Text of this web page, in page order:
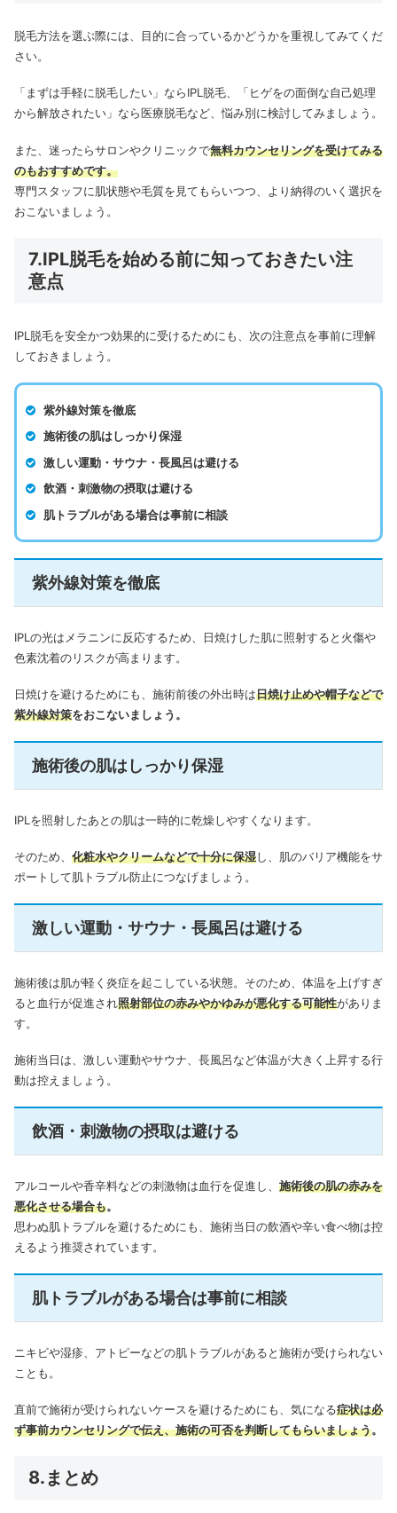
脱毛方法を選ぶ際には、目的に合っているかどうかを重視してみてくだ
さい。
「まずは手軽に脱毛したい」ならIPL脱毛、「ヒゲをの面倒な自己処理
から解放されたい」なら医療脱毛など、悩み別に検討してみましょう。
また、迷ったらサロンやクリニックで無料カウンセリングを受けてみる
のもおすすめです。
専門スタッフに肌状態や毛質を見てもらいつつ、より納得のいく選択を
おこないましょう。
7.IPL脱毛を始める前に知っておきたい注
意点
IPL脱毛を安全かつ効果的に受けるためにも、次の注意点を事前に理解
しておきましょう。
紫外線対策を徹底
施術後の肌はしっかり保湿
激しい運動・サウナ・長風呂は避ける
飲酒・刺激物の摂取は避ける
肌トラブルがある場合は事前に相談
紫外線対策を徹底
IPLの光はメラニンに反応するため、日焼けした肌に照射すると火傷や
色素沈着のリスクが高まります。
日焼けを避けるためにも、施術前後の外出時は日焼け止めや帽子などで
紫外線対策をおこないましょう。
施術後の肌はしっかり保湿
IPLを照射したあとの肌は一時的に乾燥しやすくなります。
そのため、 化粧水やクリームなどで十分に保湿し、肌のバリア機能をサ
ポートして肌トラブル防止につなげましょう。
激しい運動・サウナ・長風呂は避ける
施術後は肌が軽く炎症を起こしている状態。そのため、体温を上げすぎ
ると血行が促進され照射部位の赤みやかゆみが悪化する可能性がありま
す。
施術当日は、激しい運動やサウナ、長風呂など体温が大きく上昇する行
動は控えましょう。
飲酒・刺激物の摂取は避ける
アルコールや香辛料などの刺激物は血行を促進し、 施術後の肌の赤みを
悪化させる場合も。
思わぬ肌トラブルを避けるためにも、施術当日の飲酒や辛い食べ物は控
えるよう推奨されています。
肌トラブルがある場合は事前に相談
ニキビや湿疹、アトピーなどの肌トラブルがあると施術が受けられない
ことも。
直前で施術が受けられないケースを避けるためにも、気になる症状は必
ず事前カウンセリングで伝え、施術の可否を判断してもらいましょう。
8.まとめ